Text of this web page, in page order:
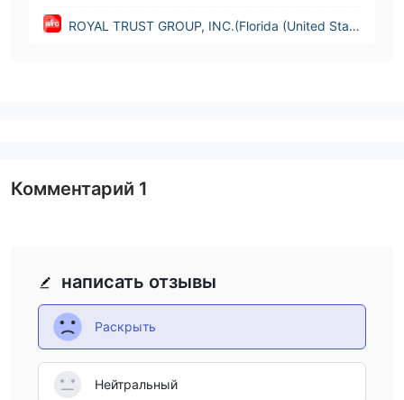
ROYAL TRUST GROUP, INC.(Florida (United State
написать отзывы
Раскрыть
Нейтральный
Комментарий 1